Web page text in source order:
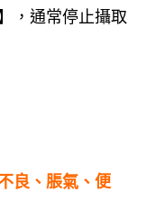
，通常停止攝取
良、脹氣、便